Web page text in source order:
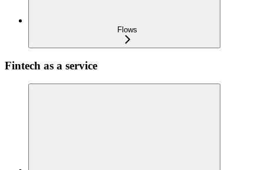
Flows
Fintech as a service